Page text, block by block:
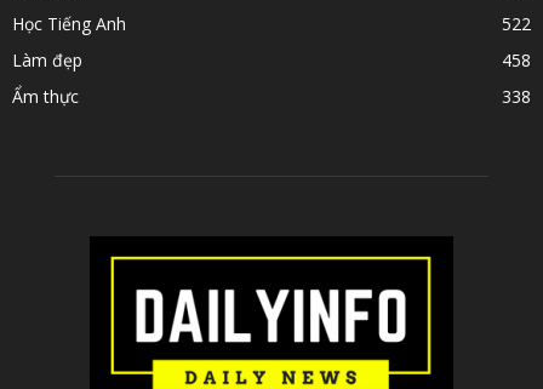
Học Tiếng Anh
522
Làm đẹp
458
Ẩm thực
338